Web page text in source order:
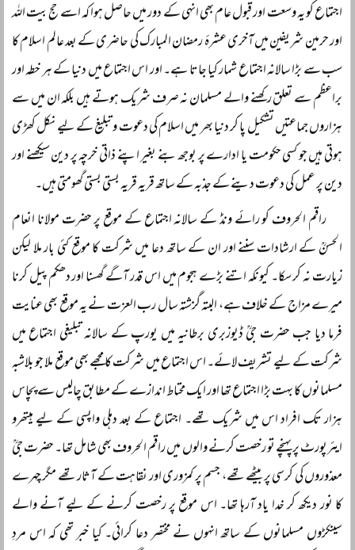
اجتماع کو یہ وسعت اور قبول عام بھی انہی کے دور میں حاصل ہوا کہ اسے حج بیت اللہ
اور حرمین شریفین میں آخری عشرۂ رمضان المبارک کی حاضری کے بعد عالم اسلام کا
سب سے بڑا سالانہ اجتماع شمار کیا جاتا ہے۔ اور اس اجتماع میں دنیا کے ہر خطہ اور
براعظم سے تعلق رکھنے والے مسلمان نہ صرف شریک ہوتے ہیں بلکہ ان میں سے
ہزاروں جماعتیں تشکیل پا کر دنیا بھر میں اسلام کی دعوت و تبلیغ کے لیے نکل کھڑی
ہوتی ہیں جو کسی حکومت یا ادارے پر بوجھ بنے بغیر اپنے ذاتی خرچہ پر دین سیکھنے اور
دین پر عمل کی دعوت دینے کے جذبہ کے ساتھ قریہ قریہ بستی بستی گھومتی ہیں۔
راقم الحروف کو رائے ونڈ کے سالانہ اجتماع کے موقع پر حضرت مولانا انعام
الحسنؒ کے ارشادات سننے اور ان کے ساتھ دعا میں شرکت کا موقع کئی بار ملا لیکن
زیارت نہ کر سکا۔ کیونکہ اتنے بڑے ہجوم میں اس قدر آگے گھسنا اور دھکم پیل کرنا
میرے مزاج کے خلاف ہے، البتہ گزشتہ سال رب العزت نے یہ موقع بھی عنایت
فرما دیا جب حضرت جیؒ ڈیوزبری برطانیہ میں یورپ کے سالانہ تبلیغی اجتماع میں
شرکت کے لیے تشریف لائے۔ اس اجتماع میں شرکت کا مجھے بھی موقع ملا جو بلاشبہ
مسلمانوں کا بہت بڑا اجتماع تھا اور ایک محتاط اندازے کے مطابق چالیس سے پچاس
ہزار تک افراد اس میں شریک تھے۔ اجتماع کے بعد دہلی واپسی کے لیے ہیتھرو
ایئرپورٹ پر پہنچے تو رخصت کرنے والوں میں راقم الحروف بھی شامل تھا۔ حضرت جیؒ
معذوروں کی کرسی پر بیٹھے تھے، جسم پر کمزوری اور نقاہت کے آثار تھے مگر چہرے
کا نور دیکھ کر خدا یاد آرہا تھا۔ اس موقع پر رخصت کرنے کے لیے آنے والے
سینکڑوں مسلمانوں کے ساتھ انہوں نے مختصر دعا کرائی۔ کیا خبر تھی کہ اس مردِ